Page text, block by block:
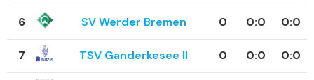
6 SV Werder Bremen 0 0:0 0:0
7 TSV Ganderkesee II 0 0:0 0:0